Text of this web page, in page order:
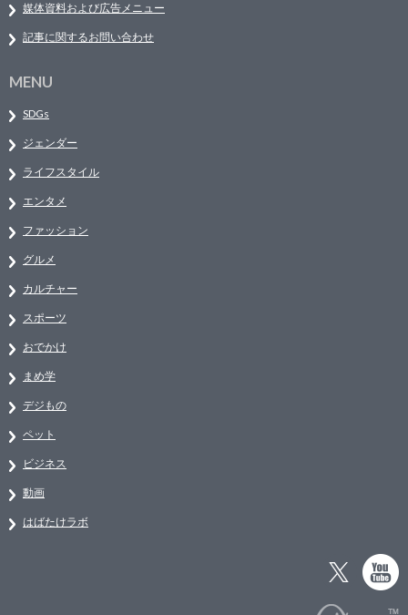
媒体資料および広告メニュー
記事に関するお問い合わせ
MENU
SDGs
ジェンダー
ライフスタイル
エンタメ
ファッション
グルメ
カルチャー
スポーツ
おでかけ
まめ学
デジもの
ペット
ビジネス
動画
はばたけラボ